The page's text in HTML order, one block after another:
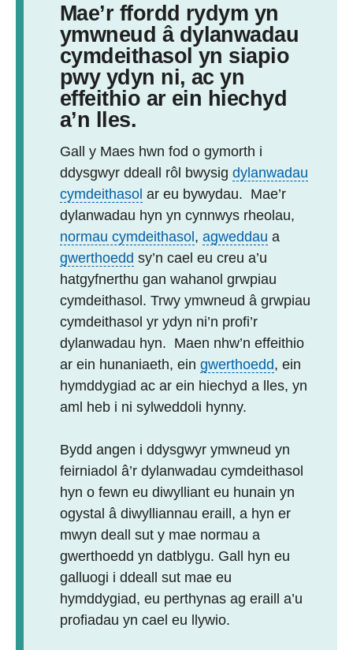
Mae’r ffordd rydym yn
ymwneud â dylanwadau
cymdeithasol yn siapio
pwy ydyn ni, ac yn
effeithio ar ein hiechyd
a’n lles.
Gall y Maes hwn fod o gymorth i
ddysgwyr ddeall rôl bwysig dylanwadau
cymdeithasol ar eu bywydau. Mae’r
dylanwadau hyn yn cynnwys rheolau,
normau cymdeithasol , agweddau a
gwerthoedd sy’n cael eu creu a’u
hatgyfnerthu gan wahanol grwpiau
cymdeithasol. Trwy ymwneud â grwpiau
cymdeithasol yr ydyn ni’n profi’r
dylanwadau hyn. Maen nhw’n effeithio
ar ein hunaniaeth, ein gwerthoedd, ein
hymddygiad ac ar ein hiechyd a lles, yn
aml heb i ni sylweddoli hynny.
Bydd angen i ddysgwyr ymwneud yn
feirniadol â’r dylanwadau cymdeithasol
hyn o fewn eu diwylliant eu hunain yn
ogystal â diwylliannau eraill, a hyn er
mwyn deall sut y mae normau a
gwerthoedd yn datblygu. Gall hyn eu
galluogi i ddeall sut mae eu
hymddygiad, eu perthynas ag eraill a’u
profiadau yn cael eu llywio.